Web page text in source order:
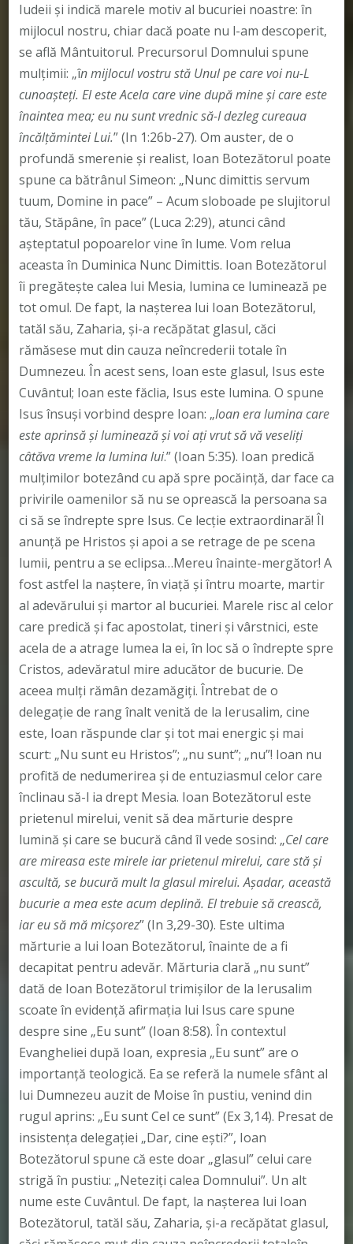
Iudeii şi indică marele motiv al bucuriei noastre: în
mijlocul nostru, chiar dacă poate nu l-am descoperit,
se află Mântuitorul. Precursorul Domnului spune
mulţimii: „în mijlocul vostru stă Unul pe care voi nu-L
cunoaşteţi. El este Acela care vine după mine şi care este
înaintea mea; eu nu sunt vrednic să-I dezleg cureaua
încălţămintei Lui.” (In 1:26b-27). Om auster, de o
profundă smerenie şi realist, Ioan Botezătorul poate
spune ca bătrânul Simeon: „Nunc dimittis servum
tuum, Domine in pace” – Acum sloboade pe slujitorul
tău, Stăpâne, în pace” (Luca 2:29), atunci când
aşteptatul popoarelor vine în lume. Vom relua
aceasta în Duminica Nunc Dimittis. Ioan Botezătorul
îi pregăteşte calea lui Mesia, lumina ce luminează pe
tot omul. De fapt, la naşterea lui Ioan Botezătorul,
tatăl său, Zaharia, şi-a recăpătat glasul, căci
rămăsese mut din cauza neîncrederii totale în
Dumnezeu. În acest sens, Ioan este glasul, Isus este
Cuvântul; Ioan este făclia, Isus este lumina. O spune
Isus însuşi vorbind despre Ioan: „Ioan era lumina care
este aprinsă şi luminează şi voi aţi vrut să vă veseliţi
câtăva vreme la lumina lui.” (Ioan 5:35). Ioan predică
mulţimilor botezând cu apă spre pocăinţă, dar face ca
privirile oamenilor să nu se oprească la persoana sa
ci să se îndrepte spre Isus. Ce lecţie extraordinară! Îl
anunţă pe Hristos şi apoi a se retrage de pe scena
lumii, pentru a se eclipsa…Mereu înainte-mergător! A
fost astfel la naştere, în viaţă şi întru moarte, martir
al adevărului şi martor al bucuriei. Marele risc al celor
care predică şi fac apostolat, tineri şi vârstnici, este
acela de a atrage lumea la ei, în loc să o îndrepte spre
Cristos, adevăratul mire aducător de bucurie. De
aceea mulţi rămân dezamăgiţi. Întrebat de o
delegaţie de rang înalt venită de la Ierusalim, cine
este, Ioan răspunde clar şi tot mai energic şi mai
scurt: „Nu sunt eu Hristos”; „nu sunt”; „nu”! Ioan nu
profită de nedumerirea şi de entuziasmul celor care
înclinau să-l ia drept Mesia. Ioan Botezătorul este
prietenul mirelui, venit să dea mărturie despre
lumină şi care se bucură când îl vede sosind: „Cel care
are mireasa este mirele iar prietenul mirelui, care stă şi
ascultă, se bucură mult la glasul mirelui. Aşadar, această
bucurie a mea este acum deplină. El trebuie să crească,
iar eu să mă micşorez” (In 3,29-30). Este ultima
mărturie a lui Ioan Botezătorul, înainte de a fi
decapitat pentru adevăr. Mărturia clară „nu sunt”
dată de Ioan Botezătorul trimişilor de la Ierusalim
scoate în evidenţă afirmaţia lui Isus care spune
despre sine „Eu sunt” (Ioan 8:58). În contextul
Evangheliei după Ioan, expresia „Eu sunt” are o
importanţă teologică. Ea se referă la numele sfânt al
lui Dumnezeu auzit de Moise în pustiu, venind din
rugul aprins: „Eu sunt Cel ce sunt” (Ex 3,14). Presat de
insistenţa delegaţiei „Dar, cine eşti?”, Ioan
Botezătorul spune că este doar „glasul” celui care
strigă în pustiu: „Neteziți calea Domnului”. Un alt
nume este Cuvântul. De fapt, la naşterea lui Ioan
Botezătorul, tatăl său, Zaharia, şi-a recăpătat glasul,